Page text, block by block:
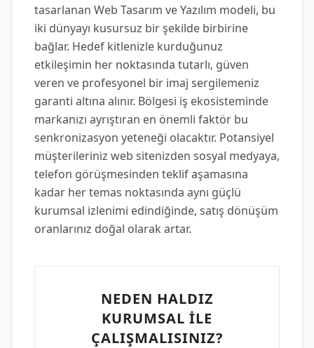
tasarlanan Web Tasarım ve Yazılım modeli, bu
iki dünyayı kusursuz bir şekilde birbirine
bağlar. Hedef kitlenizle kurduğunuz
etkileşimin her noktasında tutarlı, güven
veren ve profesyonel bir imaj sergilemeniz
garanti altına alınır. Bölgesi iş ekosisteminde
markanızı ayrıştıran en önemli faktör bu
senkronizasyon yeteneği olacaktır. Potansiyel
müşterileriniz web sitenizden sosyal medyaya,
telefon görüşmesinden teklif aşamasına
kadar her temas noktasında aynı güçlü
kurumsal izlenimi edindiğinde, satış dönüşüm
oranlarınız doğal olarak artar.
NEDEN HALDIZ
KURUMSAL İLE
ÇALIŞMALISINIZ?